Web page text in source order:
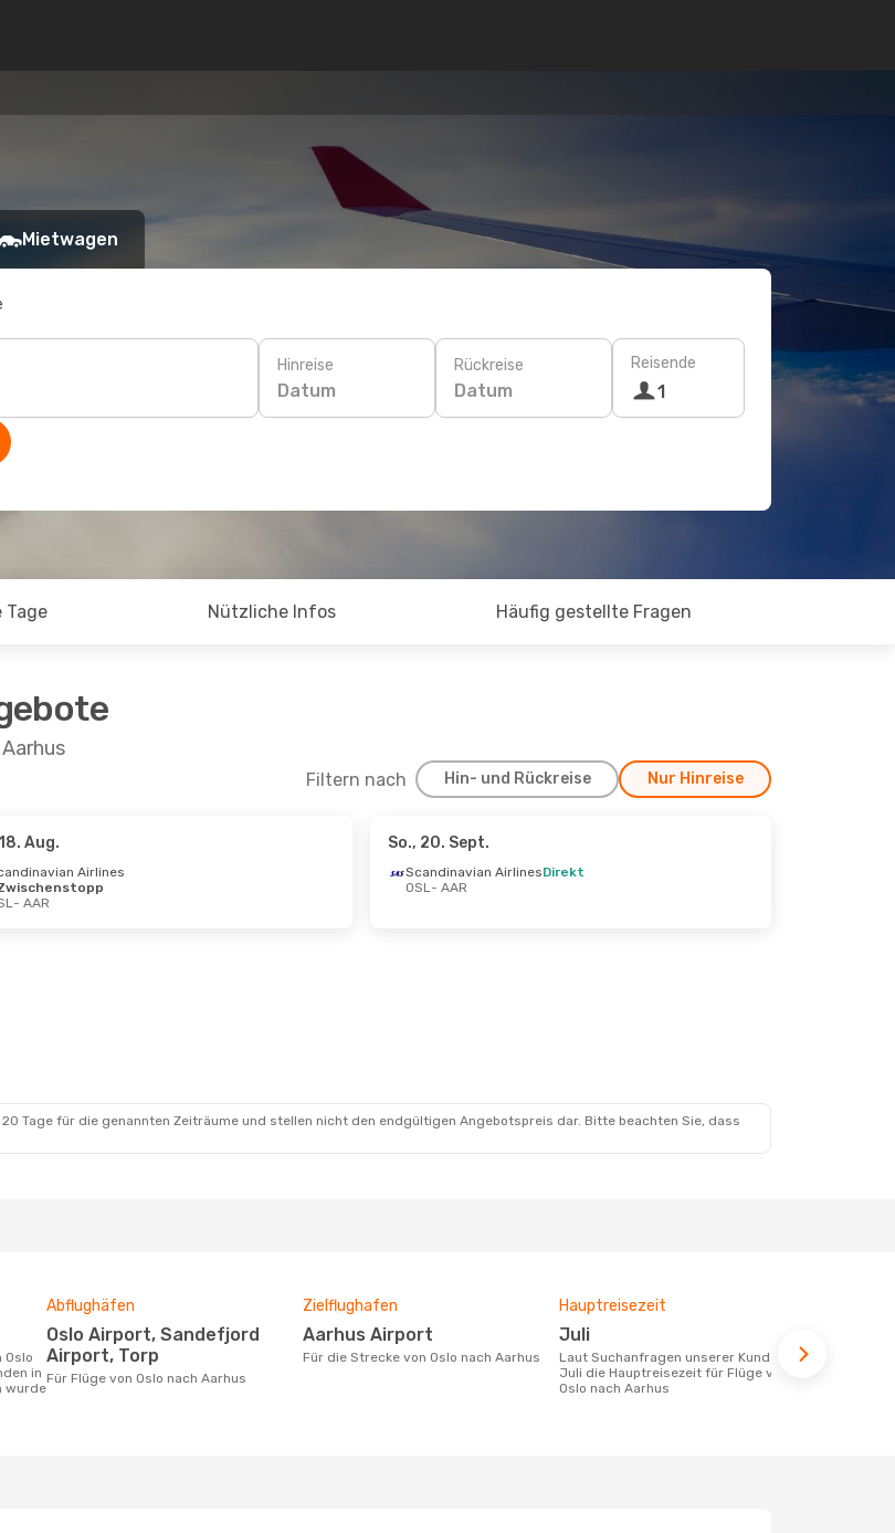
Mietwagen
Hinreise
Datum
Rückreise
Datum
Reisende
1
Tage Nützliche Infos Häufig gestellte Fragen
Filtern nach Hin- und Rückreise Nur Hinreise
Direkt
Scandinavian Airlines
Aug.
Airlines
- AAR
So., 20. Sept.
Scandinavian AirlinesDirekt
OSL- AAR
Tage für die genannten Zeiträume und stellen nicht den endgültigen Angebotspreis dar. Bitte beachten Sie, dass
in
wurde
Abflughäfen
Oslo Airport, Sandefjord
Airport, Torp
Für Flüge von Oslo nach Aarhus
Zielflughafen
Aarhus Airport
Für die Strecke von Oslo nach Aarhus
Hauptreisezeit
Juli
Laut Suchanfragen unserer Kunden ist
Juli die Hauptreisezeit für Flüge von
Oslo nach Aarhus